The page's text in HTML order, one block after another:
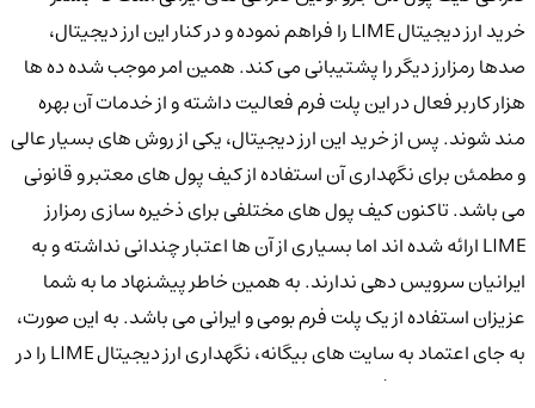
خرید ارز دیجیتال LIME را فراهم نموده و در کنار این ارز دیجیتال،
صدها رمزارز دیگر را پشتیبانی می کند. همین امر موجب شده ده ها
هزار کاربر فعال در این پلت فرم فعالیت داشته و از خدمات آن بهره
مند شوند. پس از خرید این ارز دیجیتال، یکی از روش های بسیار عالی
و مطمئن برای نگهداری آن استفاده از کیف پول های معتبر و قانونی
می باشد. تاکنون کیف پول های مختلفی برای ذخیره سازی رمزارز
LIME ارائه شده اند اما بسیاری از آن ها اعتبار چندانی نداشته و به
ایرانیان سرویس دهی ندارند. به همین خاطر پیشنهاد ما به شما
عزیزان استفاده از یک پلت فرم بومی و ایرانی می باشد. به این صورت،
به جای اعتماد به سایت های بیگانه، نگهداری ارز دیجیتال LIME را در
بستری مطمئن و فارسی انجام داده و از خدمات پشتیبانی سایت نیز